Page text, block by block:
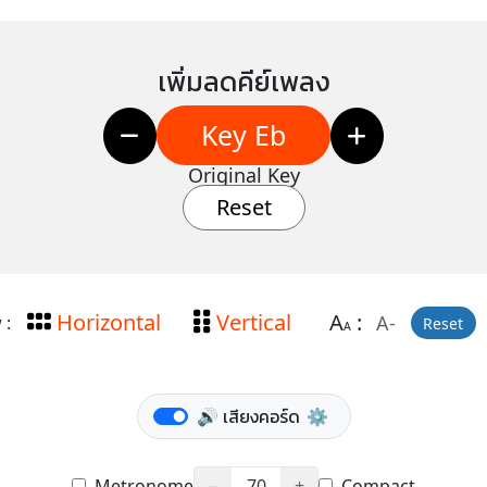
เพิ่มลดคีย์เพลง
Key Eb
Original Key
Reset
: Horizontal Vertical AA: A- Reset
🔊 เสียงคอร์ด ⚙️